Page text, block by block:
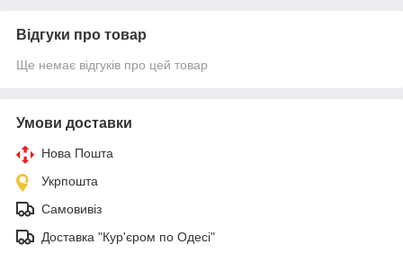
Відгуки про товар
Ще немає відгуків про цей товар
Умови доставки
Нова Пошта
Укрпошта
Самовивіз
Доставка "Кур'єром по Одесі"